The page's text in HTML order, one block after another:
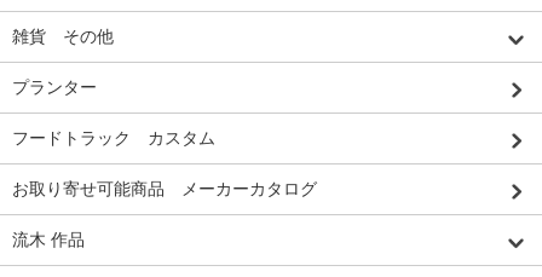
雑貨 その他
プランター
フードトラック カスタム
お取り寄せ可能商品 メーカーカタログ
流木 作品